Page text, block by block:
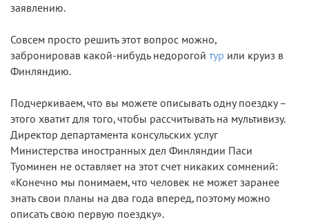
заявлению.
Совсем просто решить этот вопрос можно,
забронировав какой-нибудь недорогой тур или круиз в
Финляндию.
Подчеркиваем, что вы можете описывать одну поездку –
этого хватит для того, чтобы рассчитывать на мультивизу.
Директор департамента консульских услуг
Министерства иностранных дел Финляндии Паси
Туоминен не оставляет на этот счет никаких сомнений:
«Конечно мы понимаем, что человек не может заранее
знать свои планы на два года вперед, поэтому можно
описать свою первую поездку».